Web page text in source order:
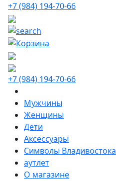
+7 (984) 194-70-66
+7 (984) 194-70-66
Мужчины
Женщины
Дети
Аксессуары
Символы Владивостока
аутлет
О магазине